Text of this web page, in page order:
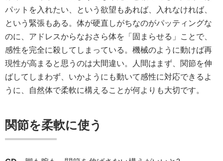
パットを入れたい、という欲望もあれば、入れなければ、
という緊張もある。体が硬直しがちなのがパッティングな
のに、アドレスからなおさら体を「固まらせる」ことで、
感性を完全に殺してしまっている。機械のように動けば再
現性が高まると思うのは大間違い。人間はまず、関節を伸
ばしてしまわず、いかようにも動いて感性に対応できるよ
うに、自然体で柔軟に構えることが何よりも大切です。
関節を柔軟に使う